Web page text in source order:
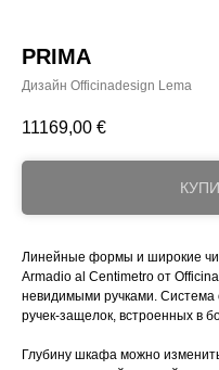
PRIMA
Дизайн Officinadesign Lema
11169,00 €
Линейные формы и широкие
Armadio al Centimetro от
невидимыми ручками. Система
ручек-защелок, встроенных в
Глубину шкафа можно